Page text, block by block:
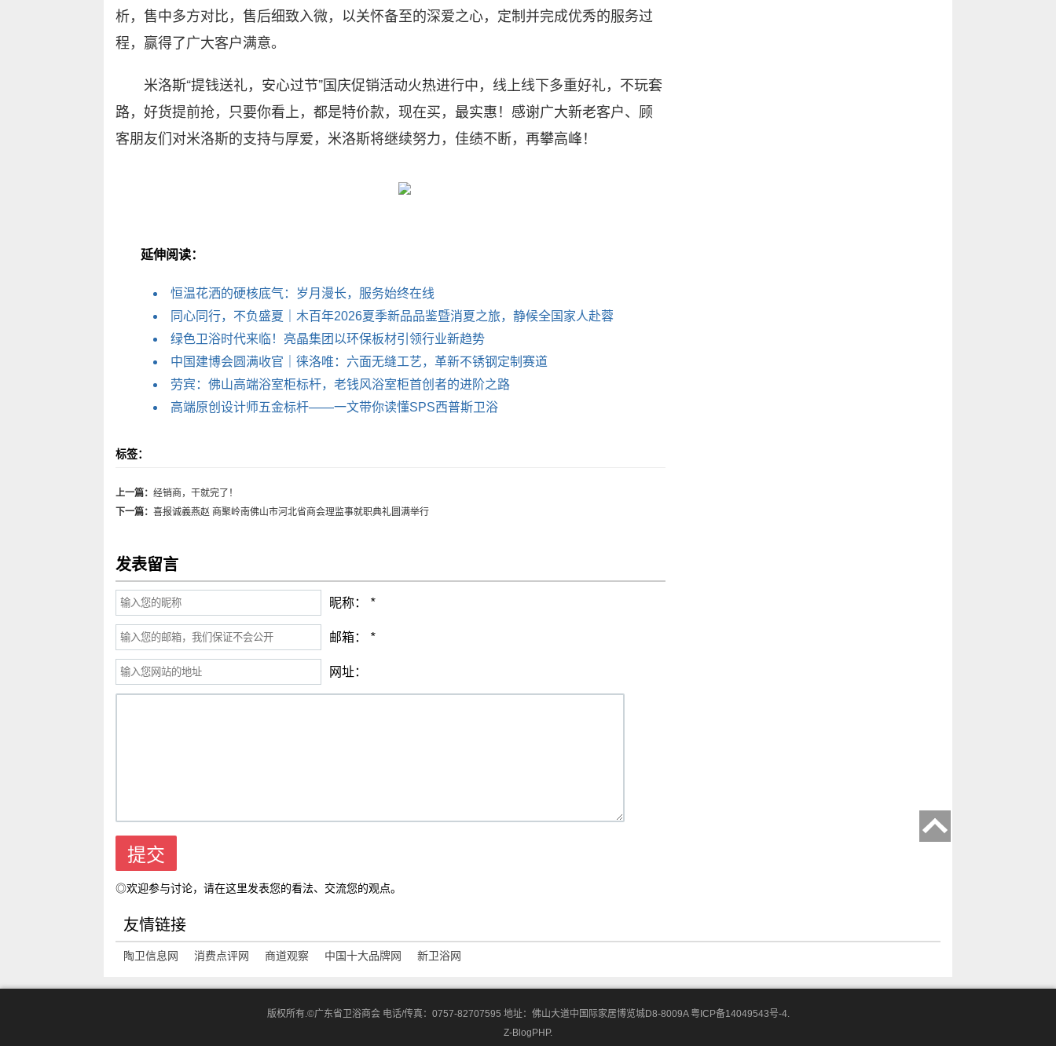
析，售中多方对比，售后细致入微，以关怀备至的深爱之心，定制并完成优秀的服务过
程，赢得了广大客户满意。
米洛斯“提钱送礼，安心过节”国庆促销活动火热进行中，线上线下多重好礼，不玩套
路，好货提前抢，只要你看上，都是特价款，现在买，最实惠！感谢广大新老客户、顾
客朋友们对米洛斯的支持与厚爱，米洛斯将继续努力，佳绩不断，再攀高峰！
延伸阅读：
恒温花洒的硬核底气：岁月漫长，服务始终在线
同心同行，不负盛夏｜木百年2026夏季新品品鉴暨消夏之旅，静候全国家人赴蓉
绿色卫浴时代来临！亮晶集团以环保板材引领行业新趋势
中国建博会圆满收官｜徕洛唯：六面无缝工艺，革新不锈钢定制赛道
劳宾：佛山高端浴室柜标杆，老钱风浴室柜首创者的进阶之路
高端原创设计师五金标杆——一文带你读懂SPS西普斯卫浴
标签：
上一篇： 经销商，干就完了！
下一篇： 喜报诚義燕赵 商聚岭南佛山市河北省商会理监事就职典礼圆满举行
发表留言
昵称： *
邮箱： *
网址：
◎欢迎参与讨论，请在这里发表您的看法、交流您的观点。
友情链接
陶卫信息网 消费点评网 商道观察 中国十大品牌网 新卫浴网
版权所有.©广东省卫浴商会 电话/传真：0757-82707595 地址：佛山大道中国际家居博览城D8-8009A粤ICP备14049543号-4.
Z-BlogPHP.